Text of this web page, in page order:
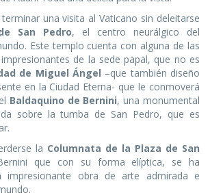
una visita al Vaticano sin deleitarse
San Pedro, el centro neurálgico del
Este templo cuenta con alguna de las
de la sede papal, que no es
de Miguel Ángel –que también diseño
en la Ciudad Eterna- que le conmoverá
Baldaquino de Bernini, una monumental
sobre la tumba de San Pedro, que es
la Columnata de la Plaza de San
que con su forma elíptica, se ha
impresionante obra de arte admirada e